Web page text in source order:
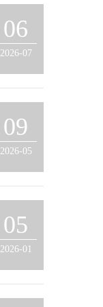
06
2026-07
09
2026-05
05
2026-01